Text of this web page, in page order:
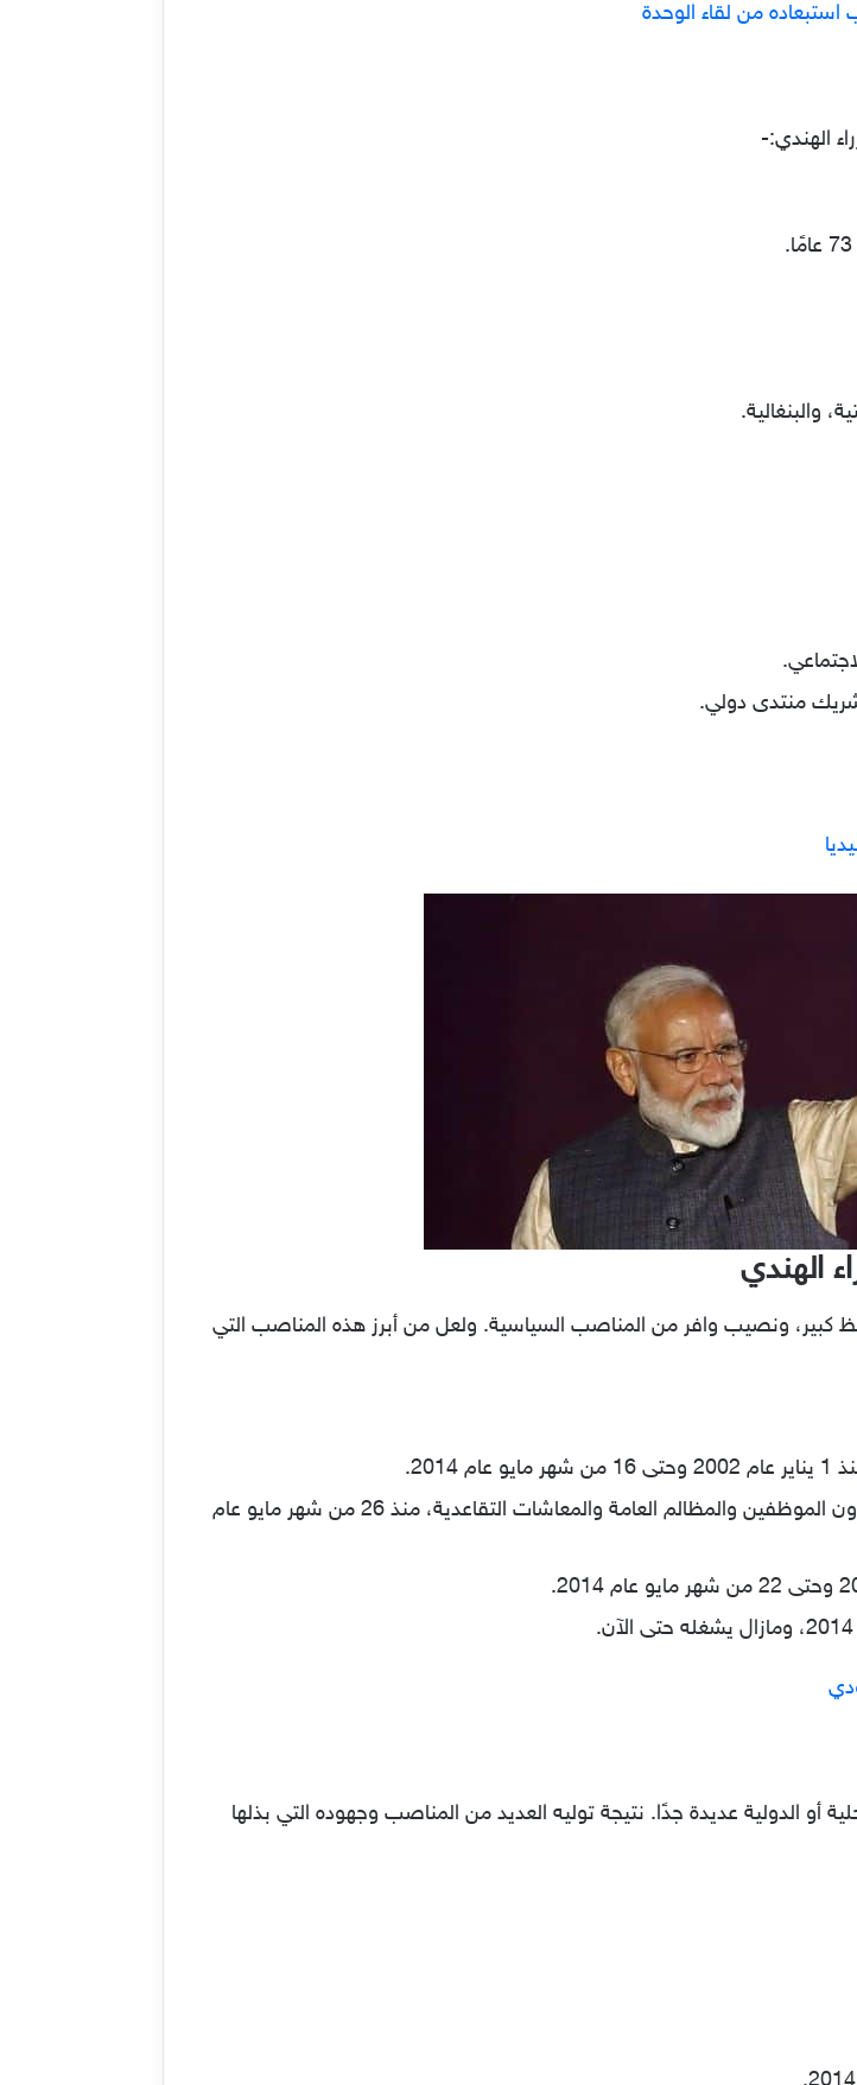
من لقاء الوحدة
الهندي:-
والبنغالية.
منتدى دولي.
الهندي
حظ كبير، ونصيب وافر من المناصب السياسية. ولعل من أبرز هذه المناصب التي
كذلك من بين الوظائف التي تقلدها مودي، منصب وزارة شؤون الموظفين والمظالم العامة والمعاشات التقاعدية، منذ 26 من شهر مايو عام
أو الدولية عديدة جدًا. نتيجة توليه العديد من المناصب وجهوده التي بذلها